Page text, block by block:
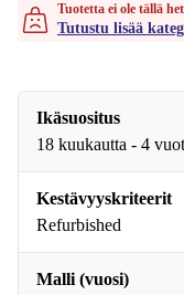
Tuotetta ei ole tällä
Tutustu lisää
Ikäsuositus
18 kuukautta - 4
Kestävyyskriteerit
Refurbished
Malli (vuosi)